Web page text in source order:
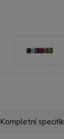
Kompletní